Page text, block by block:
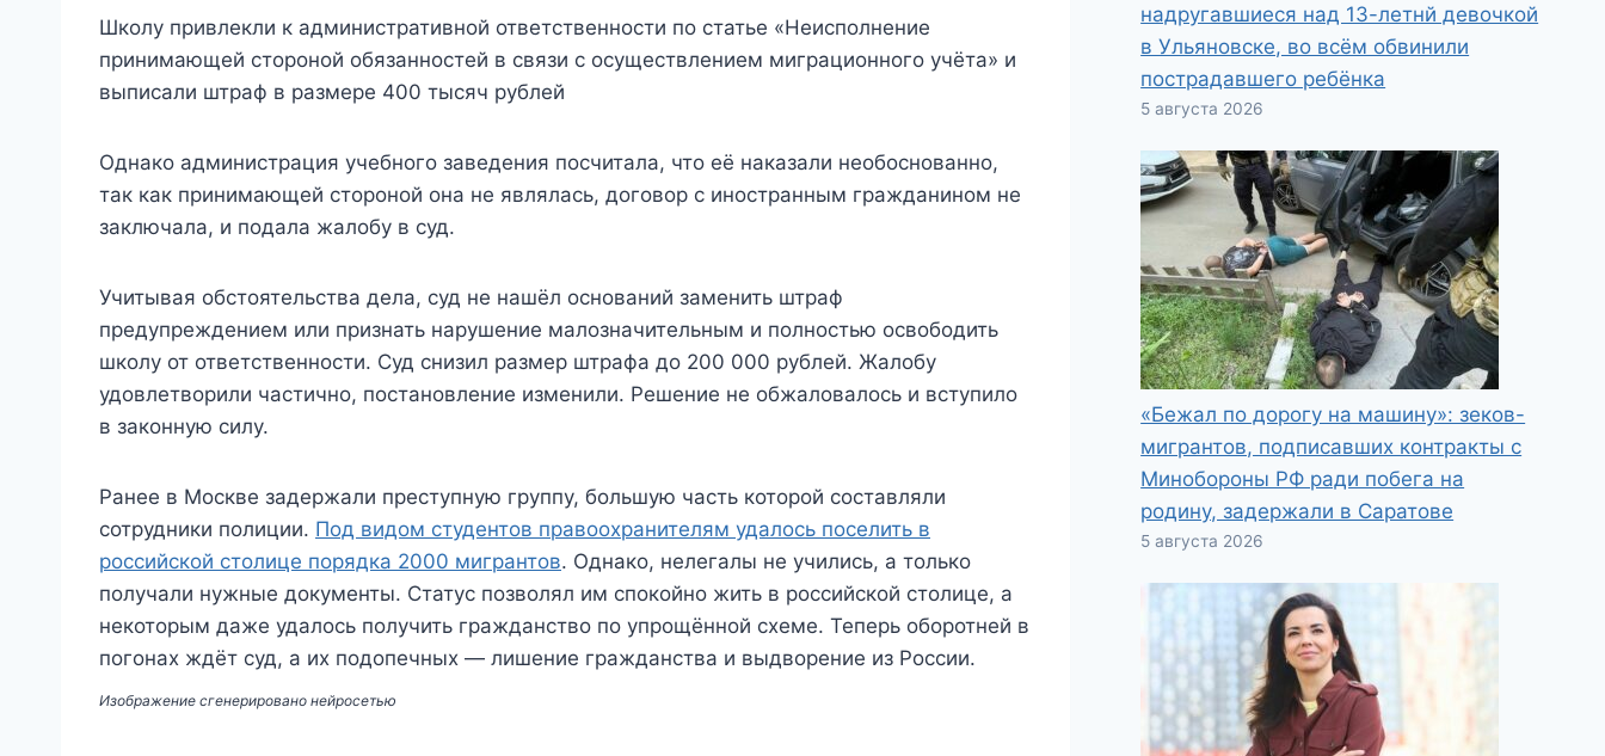
Школу привлекли к административной ответственности по статье «Неисполнение
принимающей стороной обязанностей в связи с осуществлением миграционного учёта» и
выписали штраф в размере 400 тысяч рублей
Однако администрация учебного заведения посчитала, что её наказали необоснованно,
так как принимающей стороной она не являлась, договор с иностранным гражданином не
заключала, и подала жалобу в суд.
Учитывая обстоятельства дела, суд не нашёл оснований заменить штраф
предупреждением или признать нарушение малозначительным и полностью освободить
школу от ответственности. Суд снизил размер штрафа до 200 000 рублей. Жалобу
удовлетворили частично, постановление изменили. Решение не обжаловалось и вступило
в законную силу.
Ранее в Москве задержали преступную группу, большую часть которой составляли
сотрудники полиции. Под видом студентов правоохранителям удалось поселить в
российской столице порядка 2000 мигрантов. Однако, нелегалы не учились, а только
получали нужные документы. Статус позволял им спокойно жить в российской столице, а
некоторым даже удалось получить гражданство по упрощённой схеме. Теперь оборотней в
погонах ждёт суд, а их подопечных — лишение гражданства и выдворение из России.
Изображение сгенерировано нейросетью
надругавшиеся над 13-летнй девочкой
в Ульяновске, во всём обвинили
пострадавшего ребёнка
5 августа 2026
«Бежал по дорогу на машину»: зеков-
мигрантов, подписавших контракты с
Минобороны РФ ради побега на
родину, задержали в Саратове
5 августа 2026